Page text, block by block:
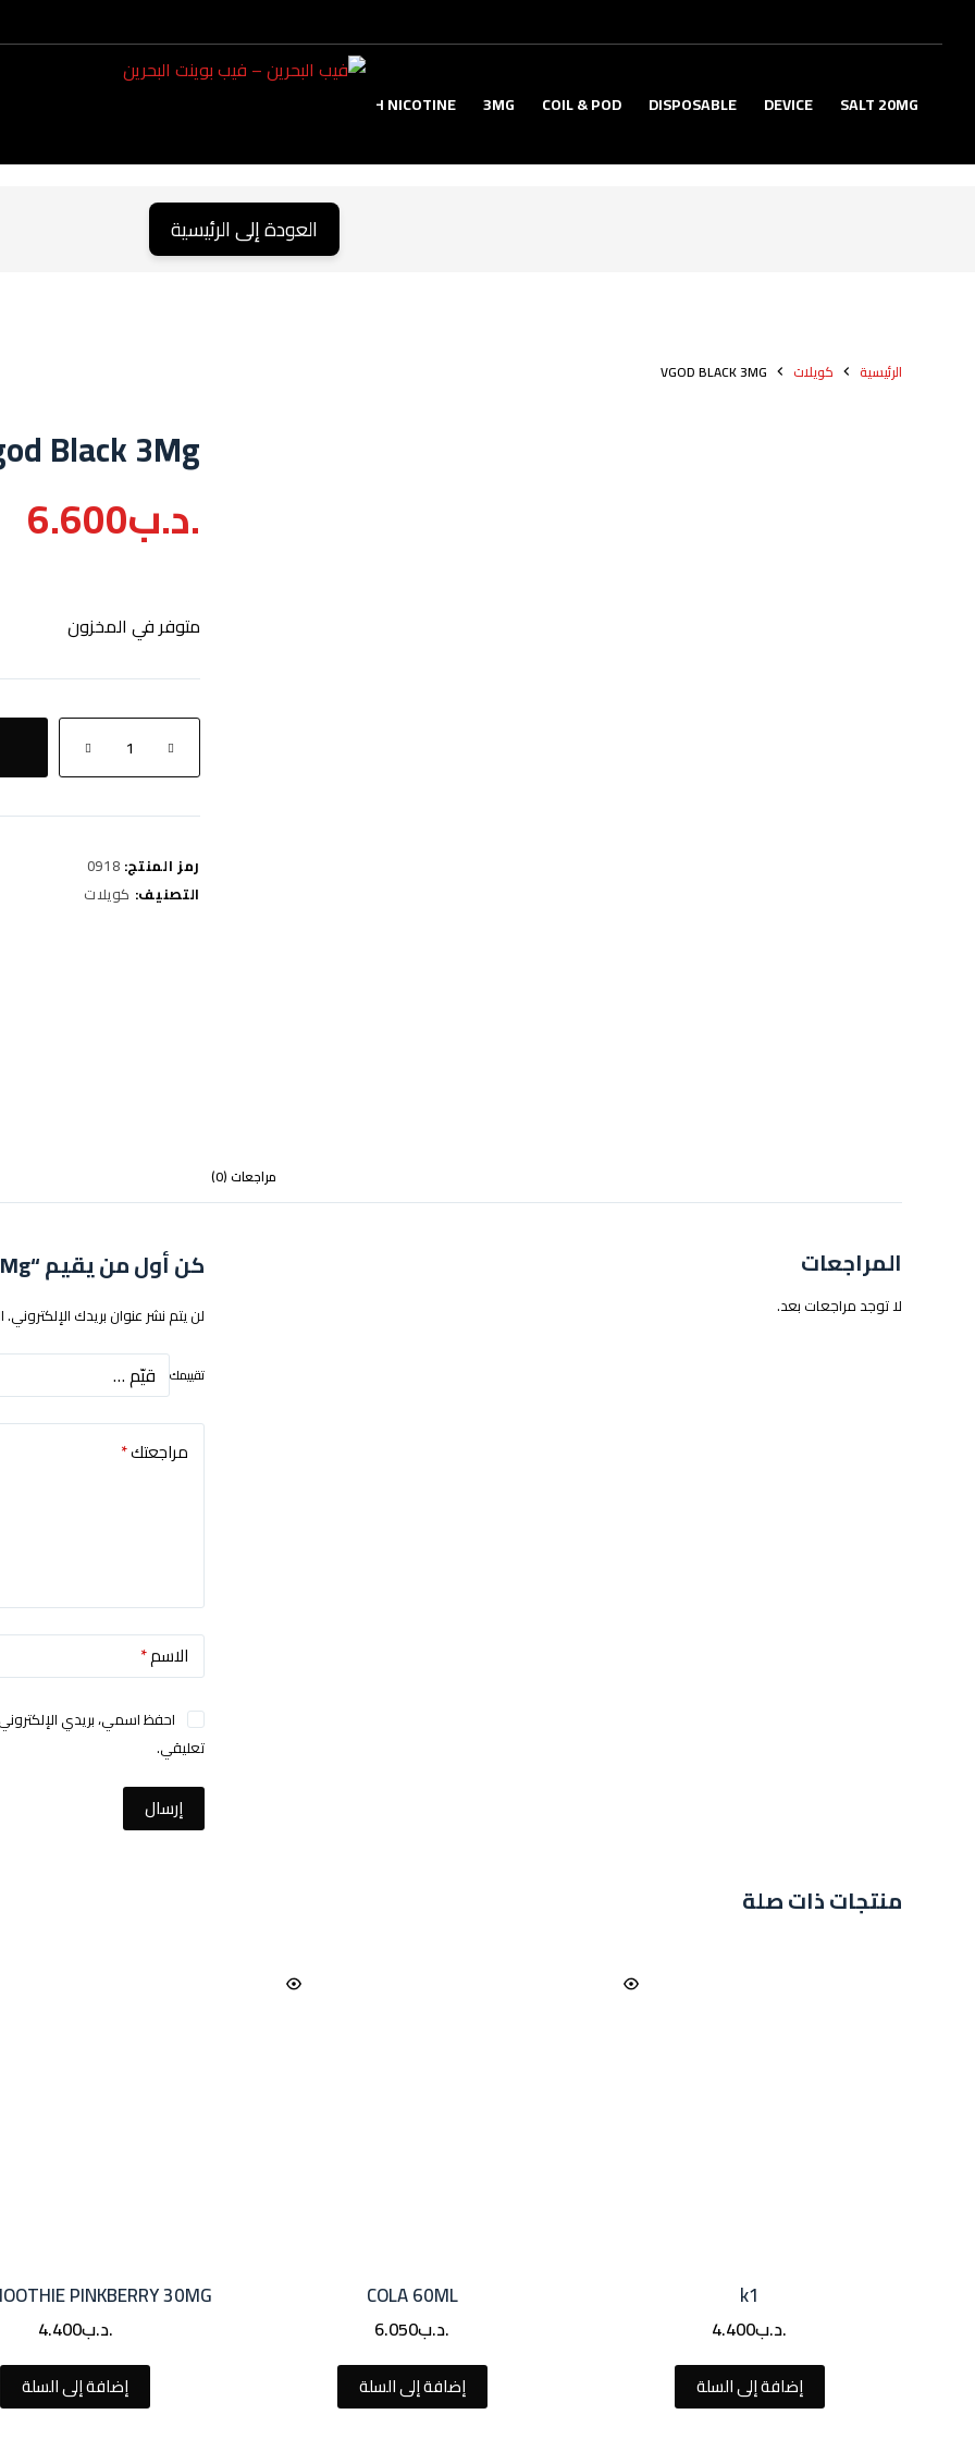
SALT 20MG
DEVICE
DISPOSABLE
COIL & POD
3MG
HIGH NICOTINE
العودة إلى الرئيسية
الرئيسية كويلات VGOD BLACK 3MG
Black 3Mg
.د.ب6.600
متوفر في المخزون
كمية
Vgod
Black
3Mg
رمز المنتج: 0918
التصنيف: كويلات
مراجعات (0)
المراجعات
لا توجد مراجعات بعد.
كن أول من يقيم “Vgod Black 3Mg”
لن يتم نشر عنوان بريدك الإلكتروني.
تقييمك
مراجعتك*
الاسم*
احفظ اسمي، بريدي
تعليقي.
إرسال
منتجات ذات صلة
k1
.د.ب4.400
إضافة إلى السلة
COLA 60ML
.د.ب6.050
إضافة إلى السلة
PINKBERRY 30MG
.د.ب4.400
إضافة إلى السلة